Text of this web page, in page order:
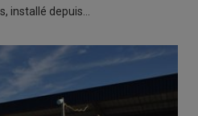
installé depuis…